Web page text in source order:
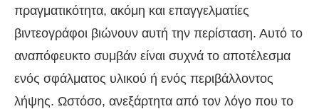
πραγματικότητα, ακόμη και επαγγελματίες
βιντεογράφοι βιώνουν αυτή την περίσταση. Αυτό το
αναπόφευκτο συμβάν είναι συχνά το αποτέλεσμα
ενός σφάλματος υλικού ή ενός περιβάλλοντος
λήψης. Ωστόσο, ανεξάρτητα από τον λόγο που το